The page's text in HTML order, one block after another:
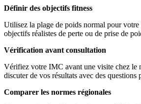
Définir des objectifs fitness
Utilisez la plage de poids normal pour
objectifs réalistes de perte ou de prise de
Vérification avant consultation
Vérifiez votre IMC avant une visite chez le
discuter de vos résultats avec des questions
Comparer les normes régionales